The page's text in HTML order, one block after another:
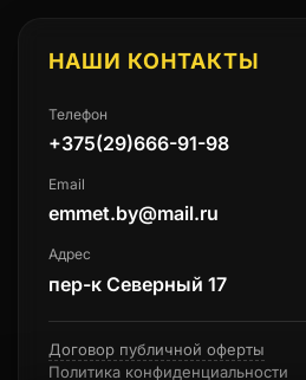
НАШИ КОНТАКТЫ
Телефон
+375(29)666-91-98
Email
emmet.by@mail.ru
Адрес
пер-к Северный 17
Договор публичной оферты
Политика конфиденциальности